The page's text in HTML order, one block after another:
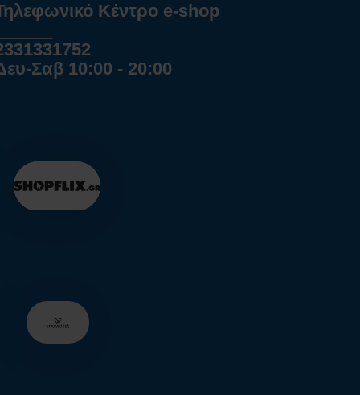
Κέντρο e-shop
Σαβ 10:00 - 20:00